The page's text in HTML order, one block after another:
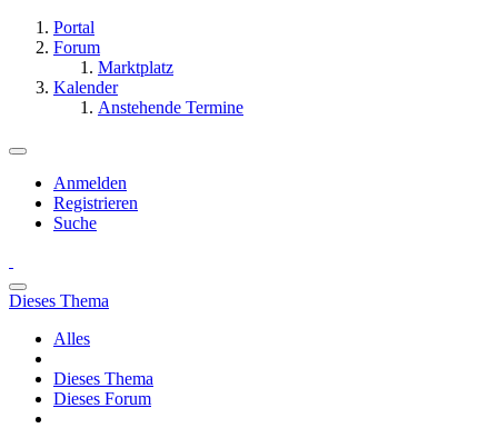
Portal
Forum
Marktplatz
Kalender
Anstehende Termine
Anmelden
Registrieren
Suche
Dieses Thema
Alles
Dieses Thema
Dieses Forum